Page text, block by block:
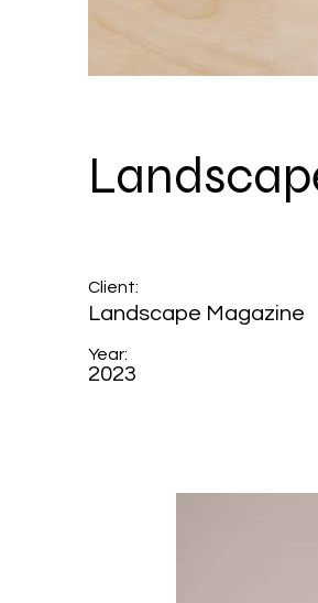
Client:
Landscape Magazine
Year:
2023